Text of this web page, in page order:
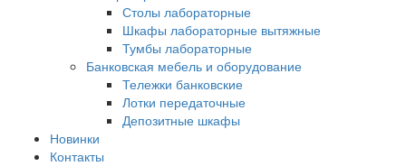
Столы лабораторные
Шкафы лабораторные вытяжные
Тумбы лабораторные
Банковская мебель и оборудование
Тележки банковские
Лотки передаточные
Депозитные шкафы
Новинки
Контакты